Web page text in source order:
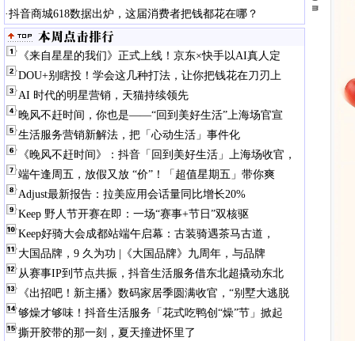
·抖音商城618数据出炉，这届消费者把钱都花在哪？
《来自星星的我们》正式上线！京东×快手以AI真人定
DOU+别瞎投！学会这几种打法，让你把钱花在刀刃上
AI 时代的明星营销，天猫持续领先
晚风不赶时间，你也是——“回到美好生活”上海场官宣
生活服务营销新解法，把「心动生活」事件化
《晚风不赶时间》：抖音「回到美好生活」上海场收官，
端午逢周五，放假又放 “价”！「超值星期五」带你爽
Adjust最新报告：拉美应用会话量同比增长20%
Keep 野人节开赛在即：一场“赛事+节日”双核驱
Keep好骑大会成都站端午启幕：古装骑遇茶马古道，
大国品牌，9 久为功 |《大国品牌》九周年，与品牌
从赛事IP到节点共振，抖音生活服务借东北超撬动东北
《出招吧！新主播》数码家居季圆满收官，“别墅大逃脱
够燥才够味！抖音生活服务「花式吃鸭创“燥”节」掀起
撕开胶带的那一刻，夏天撞进怀里了